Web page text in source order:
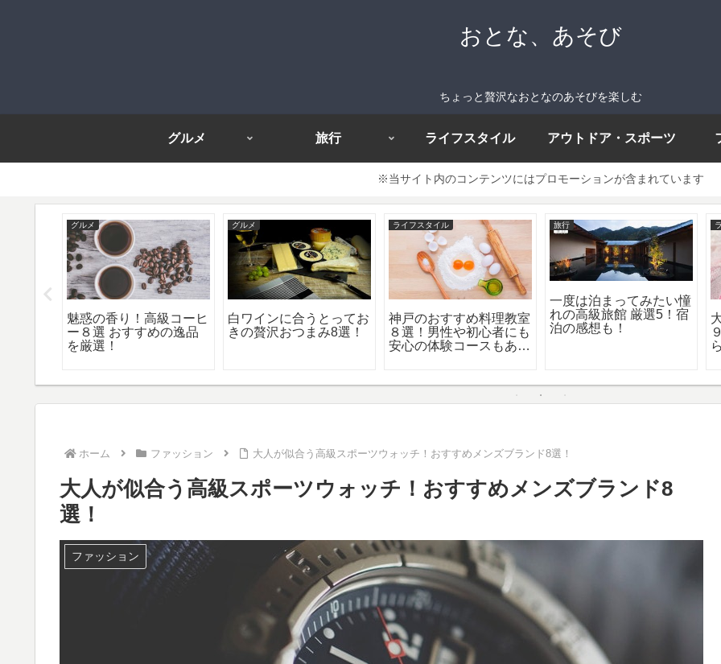
おとな、あそび
ちょっと贅沢なおとなのあそびを楽しむ
グルメ 旅行 ライフスタイル アウトドア・スポーツ
※当サイト内のコンテンツにはプロモーションが含まれています
グルメ
魅惑の香り！高級コーヒ
ー８選 おすすめの逸品
を厳選！
グルメ
白ワインに合うとってお
きの贅沢おつまみ8選！
ライフスタイル
神戸のおすすめ料理教室
８選！男性や初心者にも
安心の体験コースもあ
旅行
一度は泊まってみたい憧
れの高級旅館 厳選5！宿
泊の感想も！
ホーム ファッション 大人が似合う高級スポーツウォッチ！おすすめメンズブランド8選！
大人が似合う高級スポーツウォッチ！おすすめメンズブランド8
選！
ファッション